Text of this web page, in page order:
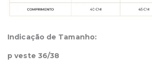
Indicação de Tamanho:
p veste 36/38